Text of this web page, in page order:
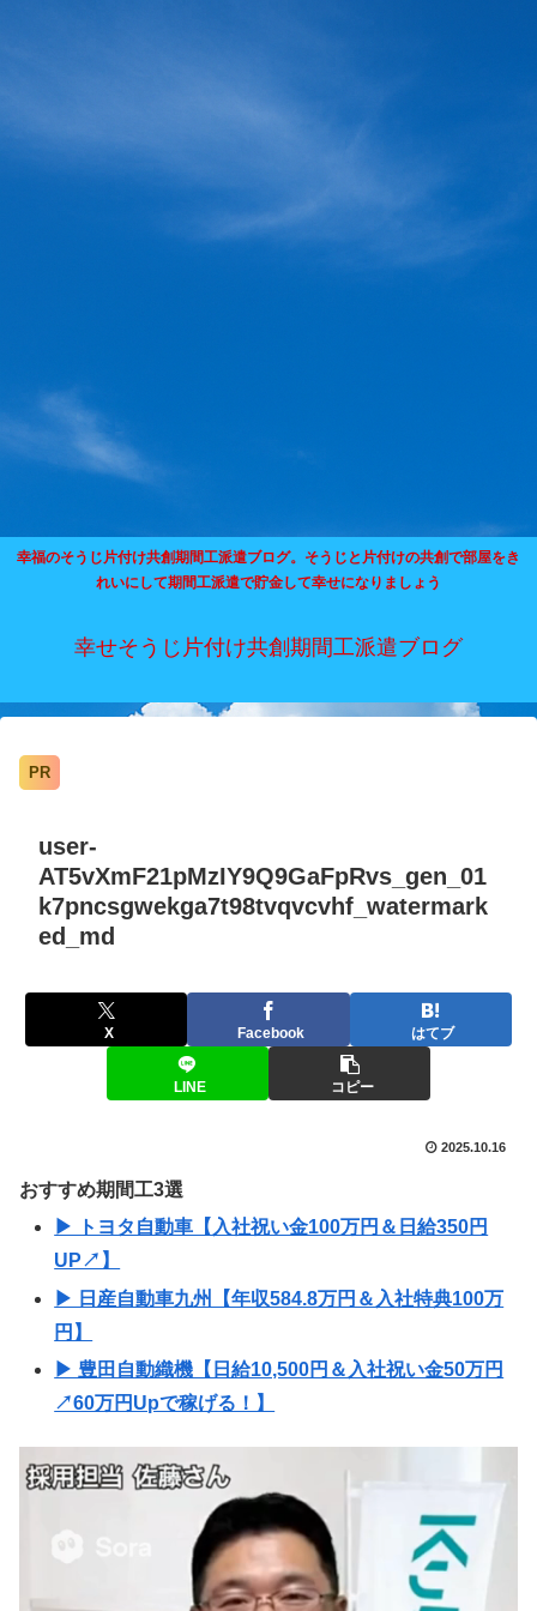
幸福のそうじ片付け共創期間工派遣ブログ。そうじと片付けの共創で部屋をき
れいにして期間工派遣で貯金して幸せになりましょう
幸せそうじ片付け共創期間工派遣ブログ
PR
user-
AT5vXmF21pMzIY9Q9GaFpRvs_gen_01
k7pncsgwekga7t98tvqvcvhf_watermark
ed_md
X Facebook はてブ
LINE コピー
2025.10.16
おすすめ期間工3選
▶ トヨタ自動車【入社祝い金100万円＆日給350円
UP↗】
▶ 日産自動車九州【年収584.8万円＆入社特典100万
円】
▶ 豊田自動織機【日給10,500円＆入社祝い金50万円
↗60万円Upで稼げる！】
動
画
ー